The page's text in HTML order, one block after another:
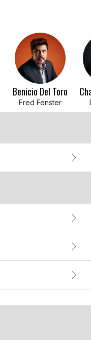
Benicio Del Toro
Fred Fenster